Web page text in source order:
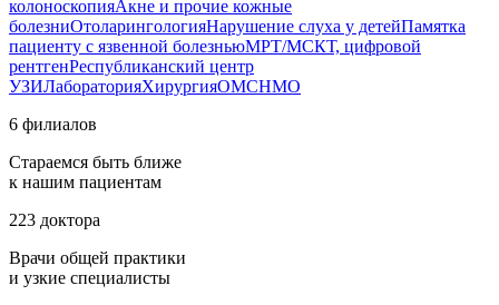
колоноскопияАкне и прочие кожные
болезниОтоларингологияНарушение слуха у детейПамятка
пациенту с язвенной болезньюМРТ/МСКТ, цифровой
рентгенРеспубликанский центр
УЗИЛабораторияХирургияОМСНМО
6 филиалов
Стараемся быть ближе
к нашим пациентам
223 доктора
Врачи общей практики
и узкие специалисты